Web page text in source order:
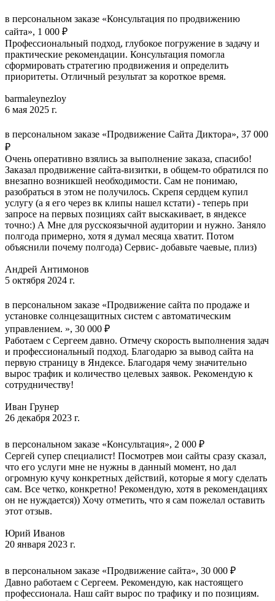
в персональном заказе «Консультация по продвижению
сайта», 1 000 ₽
Профессиональный подход, глубокое погружение в задачу и
практические рекомендации. Консультация помогла
сформировать стратегию продвижения и определить
приоритеты. Отличный результат за короткое время.
barmaleynezloy
6 мая 2025 г.
в персональном заказе «Продвижение Сайта Диктора», 37 000
₽
Очень оперативно взялись за выполнение заказа, спасибо!
Заказал продвижение сайта-визитки, в общем-то обратился по
внезапно возникшей необходимости. Сам не понимаю,
разобраться в этом не получилось. Скрепя сердцем купил
услугу (а я его через вк клипы нашел кстати) - теперь при
запросе на первых позициях сайт выскакивает, в яндексе
точно:) А Мне для русскоязычной аудитории и нужно. Заняло
полгода примерно, хотя я думал месяца хватит. Потом
объяснили почему полгода) Сервис- добавьте чаевые, плиз)
Андрей Антимонов
5 октября 2024 г.
в персональном заказе «Продвижение сайта по продаже и
установке солнцезащитных систем с автоматическим
управлением. », 30 000 ₽
Работаем с Сергеем давно. Отмечу скорость выполнения задач
и профессиональный подход. Благодарю за вывод сайта на
первую страницу в Яндексе. Благодаря чему значительно
вырос трафик и количество целевых заявок. Рекомендую к
сотрудничеству!
Иван Грунер
26 декабря 2023 г.
в персональном заказе «Конcультация», 2 000 ₽
Сергей супер специалист! Посмотрев мои сайты сразу сказал,
что его услуги мне не нужны в данный момент, но дал
огромную кучу конкретных действий, которые я могу сделать
сам. Все четко, конкретно! Рекомендую, хотя в рекомендациях
он не нуждается)) Хочу отметить, что я сам пожелал оставить
этот отзыв.
Юрий Иванов
20 января 2023 г.
в персональном заказе «Продвижение сайта», 30 000 ₽
Давно работаем с Сергеем. Рекомендую, как настоящего
профессионала. Наш сайт вырос по трафику и по позициям.